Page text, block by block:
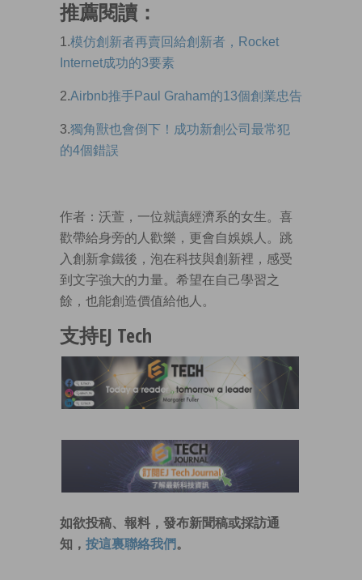
推薦閱讀：
1.模仿創新者再賣回給創新者，Rocket
Internet成功的3要素
2.Airbnb推手Paul Graham的13個創業忠告
3.獨角獸也會倒下！成功新創公司最常犯
的4個錯誤
作者：沃萱，一位就讀經濟系的女生。喜
歡帶給身旁的人歡樂，更會自娛娛人。跳
入創新拿鐵後，泡在科技與創新裡，感受
到文字強大的力量。希望在自己學習之
餘，也能創造價值給他人。
支持EJ Tech
如欲投稿、報料，發布新聞稿或採訪通
知， 按這裏聯絡我們 。